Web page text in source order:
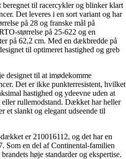
til racercykler og blinker klart
Det leveres i en sort variant og har
på 28 og franske mål på
størrelse på 25-622 og en
på 62,2 cm. Med en dækbredde på
til optimeret hastighed og greb
designet til at imødekomme
Det er ikke punkterresistent, hvilket
hastighed og ydeevne uden at
rullemodstand. Dækket har heller
et slankt og elegant udseende til
er 210016112, og det har en
Som en del af Continental-familien
høje standarder og ekspertise.